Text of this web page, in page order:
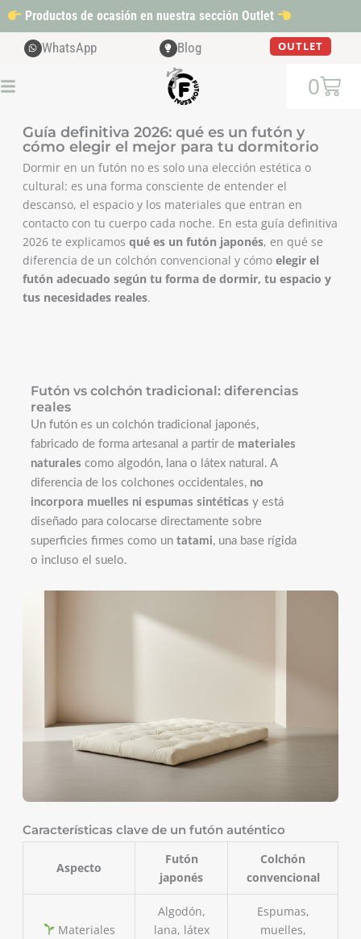
al
contenido
Productos de ocasión en nuestra sección Outlet
WhatsApp Blog OUTLET
0
Cart
Guía definitiva 2026: qué es un futón y
cómo elegir el mejor para tu dormitorio
Dormir en un futón no es solo una elección estética o
cultural: es una forma consciente de entender el
descanso, el espacio y los materiales que entran en
contacto con tu cuerpo cada noche. En esta guía definitiva
2026 te explicamos qué es un futón japonés, en qué se
diferencia de un colchón convencional y cómo elegir el
futón adecuado según tu forma de dormir, tu espacio y
tus necesidades reales.
Futón vs colchón tradicional: diferencias
reales
Un futón es un colchón tradicional japonés,
fabricado de forma artesanal a partir de materiales
naturales como algodón, lana o látex natural. A
diferencia de los colchones occidentales, no
incorpora muelles ni espumas sintéticas y está
diseñado para colocarse directamente sobre
superficies firmes como un tatami, una base rígida
o incluso el suelo.
Características clave de un futón auténtico
Aspecto
Futón
japonés
Colchón
convencional
Materiales
Algodón,
lana, látex
Espumas,
muelles,